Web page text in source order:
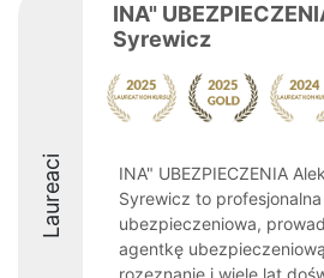
Laureaci
INA"
Syrewicz
INA" UBEZPIECZENIA
Syrewicz to
ubezpieczeniowa,
agentkę
rozeznanie i wiele lat